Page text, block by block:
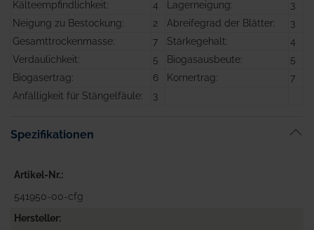
Kälteempfindlichkeit:
4 Lagerneigung:
3
Neigung zu Bestockung:
2 Abreifegrad der Blätter:
3
Gesamttrockenmasse:
7 Stärkegehalt:
4
Verdaulichkeit:
5 Biogasausbeute:
5
Biogasertrag:
6 Kornertrag:
7
Anfälligkeit für Stängelfäule:
3
Spezifikationen
Artikel-Nr.
541950-00-cfg
Hersteller